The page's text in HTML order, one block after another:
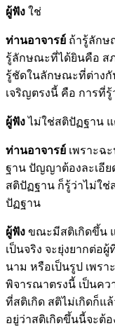
ผู้ฟัง ใช่
ท่านอาจารย์ ถ้ารู้ลักษ
รู้ลักษณะที่ได้ยินคือ ส
รู้ชัดในลักษณะที่ต่าง
เจริญตรงนี้ คือ การที่
ผู้ฟังไม่ใช่สติปัฏฐาน
ท่านอาจารย์ เพราะฉ
ฐาน ปัญญาต้องละเอีย
สติปัฏฐาน ก็รู้ว่าไม่ใช่
ปัฏฐาน
ผู้ฟัง ขณะมีสติเกิดขึ้น
เป็นจริง จะยุ่งยากต่อ
นาม หรือเป็นรูป เพร
พิจารณาตรงนี้ เป็นคว
ที่สติเกิด สติไม่เกิดก็แ
อยู่ว่าสติเกิดขึ้นนี้จะต้